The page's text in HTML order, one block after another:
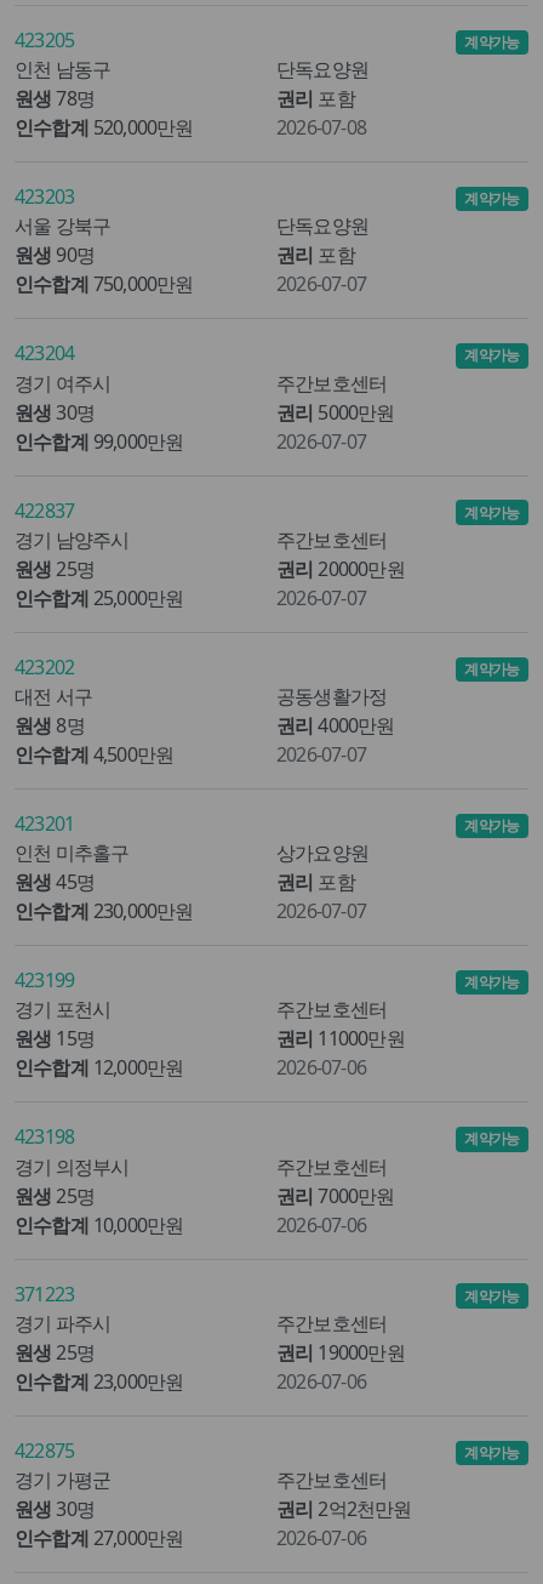
423205
인천 남동구
단독요양원
원생 78명 권리 포함
인수합계 520,000만원
계약가능
2026-07-08
423203
서울 강북구
단독요양원
원생 90명 권리 포함
인수합계750,000만원
계약가능
2026-07-07
423204
경기 여주시
주간보호센터
원생 30명 권리 5000만원
인수합계 99,000만원
계약가능
2026-07-07
422837
경기 남양주시
주간보호센터
원생 25명 권리 20000만원
인수합계25,000만원
계약가능
2026-07-07
423202
대전 서구
공동생활가정
원생 8명 권리 4000만원
인수합계4,500만원
계약가능
2026-07-07
423201
인천 미추홀구
상가요양원
원생 45명 권리 포함
인수합계230,000만원
계약가능
2026-07-07
423199
경기 포천시
주간보호센터
원생 15명 권리 11000만원
인수합계 12,000만원
계약가능
2026-07-06
423198
경기 의정부시
주간보호센터
원생 25명 권리 7000만원
인수합계 10,000만원
계약가능
2026-07-06
371223
경기 파주시
주간보호센터
원생 25명 권리 19000만원
인수합계23,000만원
계약가능
2026-07-06
422875
경기 가평군
주간보호센터
원생 30명 권리 2억2천만원
인수합계27,000만원
계약가능
2026-07-06